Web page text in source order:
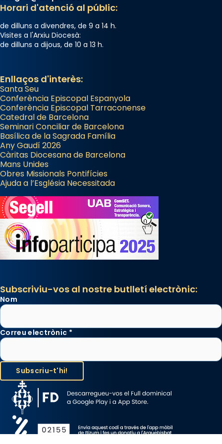
Semproniana (“relatiu a Semprònia =
eterna”) són deixebles seves. I l’any 1667, el
frare Joan Gaspar Roig, afirma en una obra
que les santes són filles de l’antiga Iluro.
Mataró en reivindicarà les relíquies fins que
a la “Missa de les Santes” (“Missa de
Glòria”) fou composta el 1848 per Mn.
Manuel Blanch, amb aire d’òpera
italianitzant; s’interpreta per privilegi
pontifici, amb orquestra i cor, i té una
duració aproximada de tres hores. Després,
processó (recuperada el 1972) al voltant
del temple amb les relíquies de les santes.
Des de 1985 hi participa també un grup de
diablesses amb música i ball propis. Festa
gran a Mataró.
«Si vols saber què és calor, ves per les
Santes a Mataró»🥵.
Photo
View on Facebook · Share
Horari d'atenció al públic:
de dilluns a divendres, de 9 a 14 h.
Visites a l'Arxiu Diocesà:
de dilluns a dijous, de 10 a 13 h.
Enllaços d'interès:
Santa Seu
Conferència Episcopal Espanyola
Conferència Episcopal Tarraconense
Catedral de Barcelona
Seminari Conciliar de Barcelona
Basílica de la Sagrada Família
Any Gaudí 2026
Càritas Diocesana de Barcelona
Mans Unides
Obres Missionals Pontifícies
Ajuda a l’Església Necessitada
Subscriviu-vos al nostre butlletí electrònic:
Nom
Correu electrònic *